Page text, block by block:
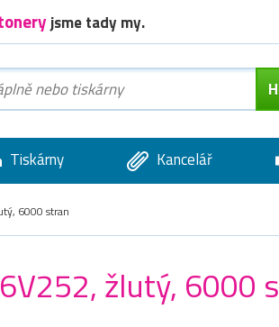
jsme tady my.
Tiskárny Kancelář
6000 stran
žlutý, 6000